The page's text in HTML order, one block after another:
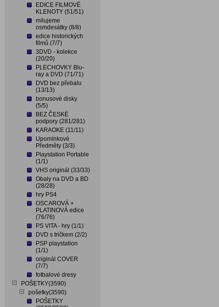
EDICE FILMOVÉ
KLENOTY (51/51)
milujeme
osmdesátky (8/8)
edice historických
filmů (7/7)
3DVD - kolekce
(20/20)
PLECHOVKY Blu-
ray a DVD (71/71)
DVD bez přebalu
(13/13)
bonusové disky
(5/5)
BEZ ČESKÉ
podpory (281/281)
KARAOKE (11/11)
Upomínkové
Předměty (3/3)
Playstation Portable
(1/1)
VHS originál (33/33)
Obaly na DVD a BD
(28/28)
hry PS4
OSCAROVÁ +
PLATINOVÁ edice
(76/76)
PS VITA - hry (1/1)
DVD s tričkem (2/2)
PSP playstation
(1/1)
originál COVER
(7/7)
fotbalové dresy
POŠETKY(3590)
pošetky(3590)
POŠETKY